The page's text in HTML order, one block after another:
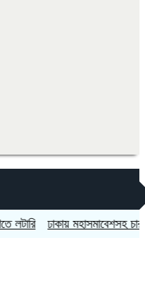
ঢাকায় মহাসমাবেশসহ চার